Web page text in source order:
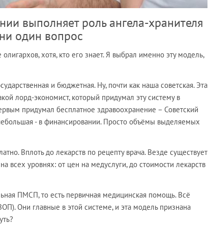
выполняет роль ангела-хранителя
один вопрос
хотя, кто его знает. Я выбрал именно эту модель,
и бюджетная. Ну, почти как наша советская. Эта
лорд-экономист, который придумал эту систему в
придумал бесплатное здравоохранение – Советский
- в финансировании. Просто объёмы выделяемых
Вплоть до лекарств по рецепту врача. Везде существует
всех уровнях: от цен на медуслуги, до стоимости лекарств
ПМСП, то есть первичная медицинская помощь. Всё
Они главные в этой системе, и эта модель признана